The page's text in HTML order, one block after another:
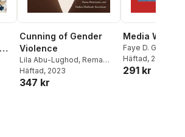
Cunning of Gender
Violence
Lila Abu-Lughod, Rema
Hammami,Nadera
Shalhoub-Kevorkian
Häftad, 2023
347 kr
Media Worlds
Faye D. Ginsburg
Lughod ,Brian
Häftad, 2002
291 kr